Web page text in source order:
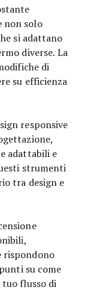
non solo
si adattano
diverse. La
di
su efficienza
responsive
adattabili e
strumenti
tra design e
rispondono
su come
flusso di